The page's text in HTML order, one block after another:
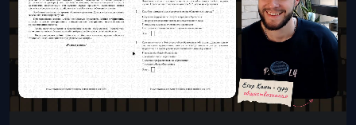
Проверка
сочинений
Тех